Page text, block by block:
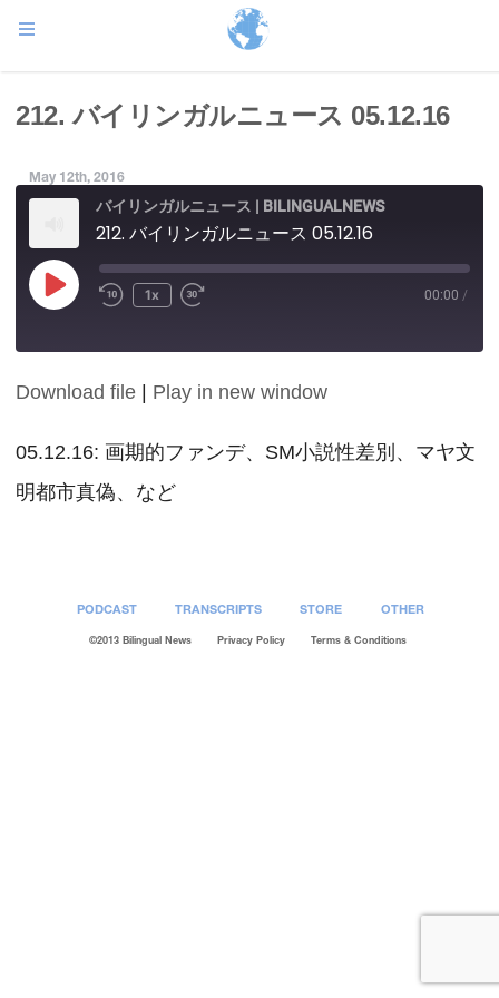
212. バイリンガルニュース 05.12.16
May 12th, 2016
バイリンガルニュース | BILINGUALNEWS
212. バイリンガルニュース 05.12.16
Play
Episode
1x 00:00 /
SHARE
LINK
EMBED
Download file Play in new window
05.12.16: 画期的ファンデ、SM小説性差別、マヤ文
明都市真偽、など
PODCAST TRANSCRIPTS STORE OTHER
©2013 Bilingual News Privacy Policy Terms & Conditions